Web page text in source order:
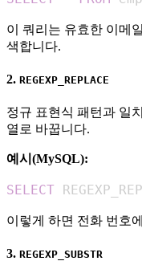
이 쿼리는 유효한 이메
색합니다.
2. REGEXP_REPLACE
정규 표현식 패턴과 일
열로 바꿉니다.
예시(MySQL):
SELECT
이렇게 하면 전화 번호
3. REGEXP_SUBSTR